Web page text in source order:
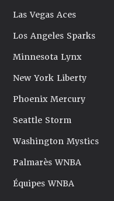
Las Vegas Aces
Los Angeles Sparks
Minnesota Lynx
New York Liberty
Phoenix Mercury
Seattle Storm
Washington Mystics
Palmarès WNBA
Équipes WNBA